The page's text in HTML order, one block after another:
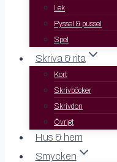
Lek
Pyssel & pussel
Spel
Skriva & rita
Kort
Skrivböcker
Skrivdon
Övrigt
Hus & hem
Smycken